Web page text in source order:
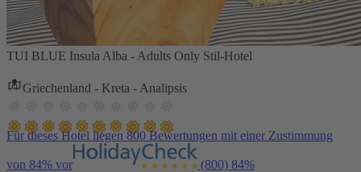
TUI BLUE Insula Alba - Adults Only Stil-Hotel
Griechenland - Kreta - Analipsis
Für dieses Hotel liegen 800 Bewertungen mit einer Zustimmung
von 84% vor (800) 84%